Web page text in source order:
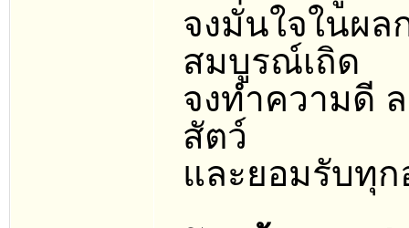
จงมั่นใจในผล
สมบูรณ์เถิด
จงทำความดี
สัตว์
และยอมรับทุ